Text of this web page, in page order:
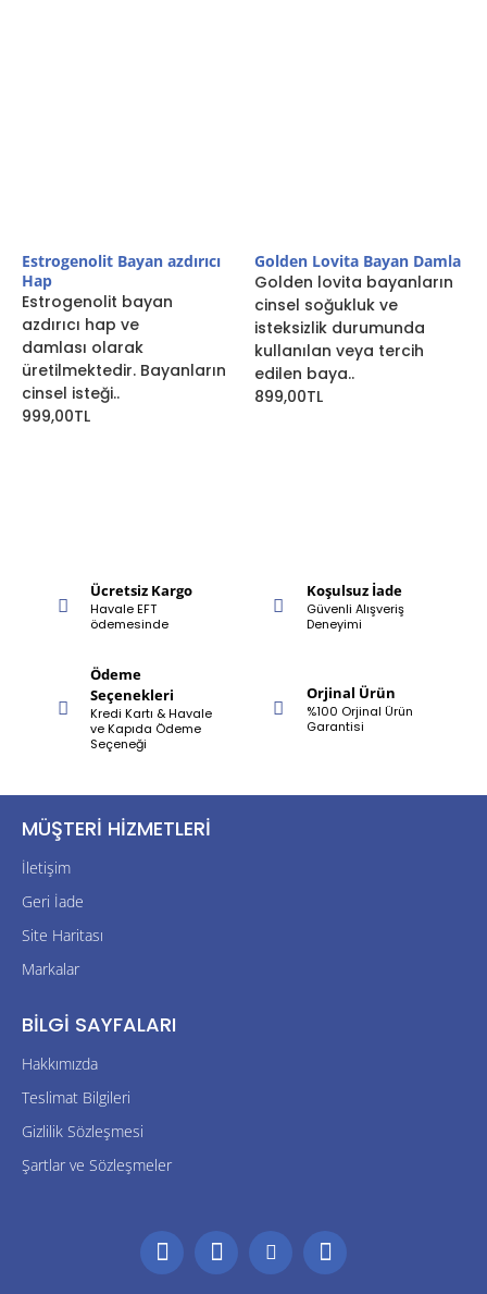
Estrogenolit Bayan azdırıcı
Hap
Estrogenolit bayan
azdırıcı hap ve
damlası olarak
üretilmektedir. Bayanların
cinsel isteği..
999,00TL
Golden Lovita Bayan Damla
Golden lovita bayanların
cinsel soğukluk ve
isteksizlik durumunda
kullanılan veya tercih
edilen baya..
899,00TL
Ücretsiz Kargo
Havale EFT
ödemesinde
Koşulsuz İade
Güvenli Alışveriş
Deneyimi
Ödeme
Seçenekleri
Kredi Kartı & Havale
ve Kapıda Ödeme
Seçeneği
Orjinal Ürün
%100 Orjinal Ürün
Garantisi
MÜŞTERI HIZMETLERI
İletişim
Geri İade
Site Haritası
Markalar
BILGI SAYFALARI
Hakkımızda
Teslimat Bilgileri
Gizlilik Sözleşmesi
Şartlar ve Sözleşmeler